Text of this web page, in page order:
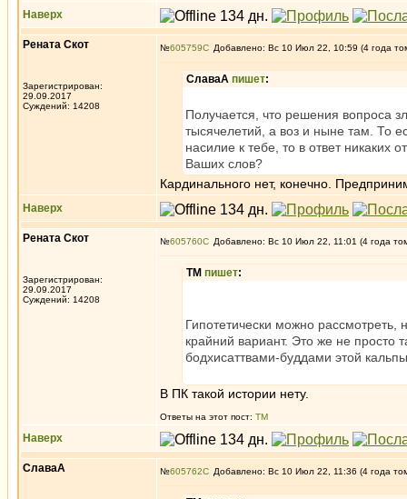
Наверх
Рената Скот
Зарегистрирован:
29.09.2017
Суждений: 14208
№605759 Добавлено: Вс 10 Июл 22, 10:59 (4 года
СлаваА пишет:
Получается, что решения вопроса
тысячелетий, а воз и ныне там. То
насилие к тебе, то в ответ никаких
Ваших слов?
Кардинального нет, конечно.
Наверх
Рената Скот
Зарегистрирован:
29.09.2017
Суждений: 14208
№605760 Добавлено: Вс 10 Июл 22, 11:01 (4 года
ТМ пишет:
Гипотетически можно
крайний вариант. Это же не
бодхисаттвами-буддами этой
В ПК такой истории нету.
Ответы на этот пост: ТМ
Наверх
СлаваА №605762 Добавлено: Вс 10 Июл 22, 11:36 (4 года